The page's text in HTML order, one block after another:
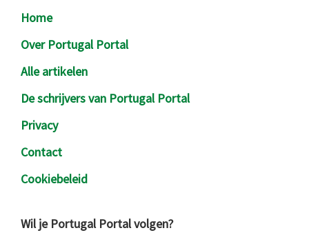
Footer
Home
Over Portugal Portal
Alle artikelen
De schrijvers van Portugal Portal
Privacy
Contact
Cookiebeleid
Wil je Portugal Portal volgen?